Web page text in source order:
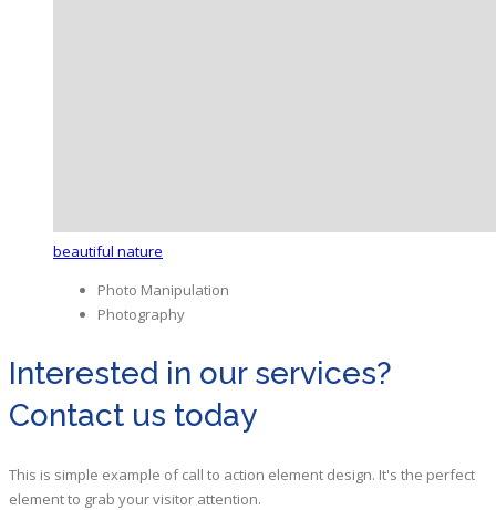
beautiful nature
Photo Manipulation
Photography
Interested in our services?
Contact us today
This is simple example of call to action element design. It's the perfect
element to grab your visitor attention.